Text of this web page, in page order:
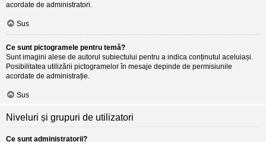
acordate de administratori.
Sus
Ce sunt pictogramele pentru temă?
Sunt imagini alese de autorul subiectului pentru a indica conținutul aceluiași.
Posibilitatea utilizării pictogramelor în mesaje depinde de permisiunile
acordate de administrație.
Sus
Niveluri și grupuri de utilizatori
Ce sunt administratorii?